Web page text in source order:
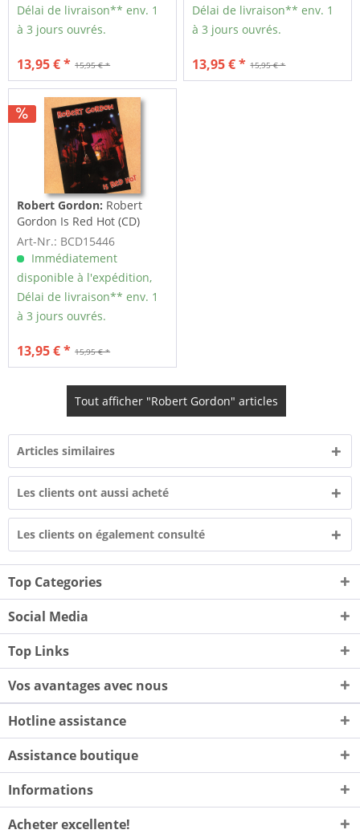
Délai de livraison** env. 1
à 3 jours ouvrés.
15,95 € *
13,95 € *
Délai de livraison** env. 1
à 3 jours ouvrés.
15,95 € *
13,95 € *
Robert Gordon: Robert
Gordon Is Red Hot (CD)
Art-Nr.: BCD15446
Immédiatement
disponible à l'expédition,
Délai de livraison** env. 1
à 3 jours ouvrés.
15,95 € *
13,95 € *
Tout afficher "Robert Gordon" articles
Articles similaires
Les clients ont aussi acheté
Les clients on également consulté
Top Categories
Social Media
Top Links
Vos avantages avec nous
Hotline assistance
Assistance boutique
Informations
Acheter excellente!